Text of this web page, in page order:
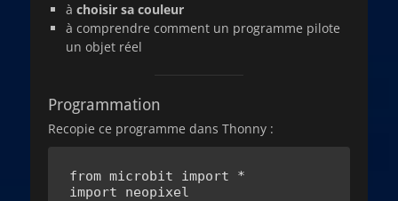
à choisir sa couleur
à comprendre comment un programme pilote
un objet réel
Programmation
Recopie ce programme dans Thonny :
from microbit import *
import neopixel